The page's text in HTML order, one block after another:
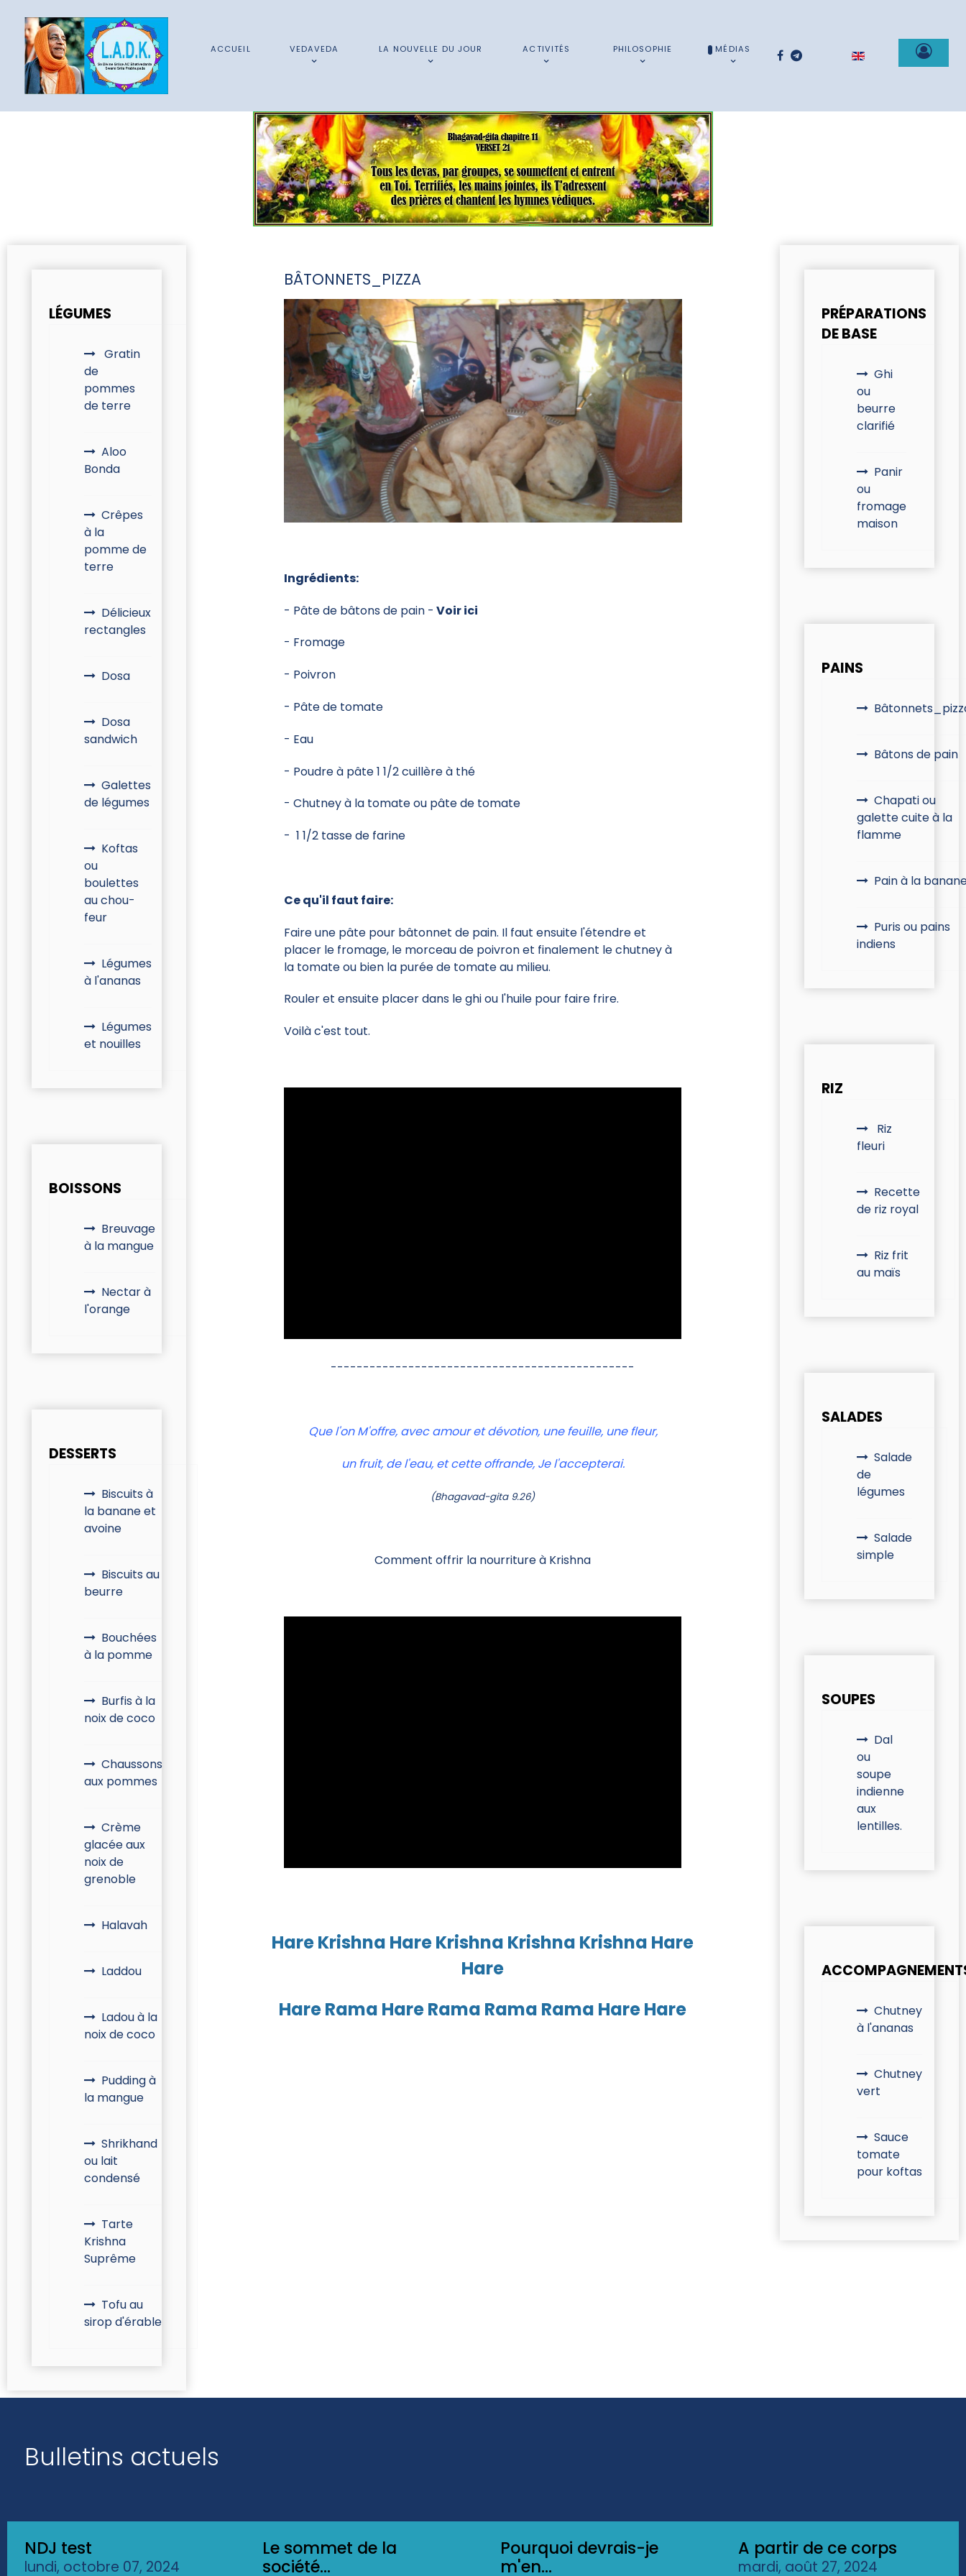
ACCUEIL VEDAVEDA LA NOUVELLE DU JOUR ACTIVITÉS PHILOSOPHIE MÉDIAS Sélectionnez votre
LÉGUMES
Gratin
de
pommes
de terre
Aloo
Bonda
Crêpes
à la
pomme de
terre
Délicieux
rectangles
Dosa
Dosa
sandwich
Galettes
de légumes
Koftas
ou
boulettes
au chou-
feur
Légumes
à l'ananas
Légumes
et nouilles
BOISSONS
Breuvage
à la mangue
Nectar à
l'orange
DESSERTS
Biscuits à
la banane et
avoine
Biscuits au
beurre
Bouchées
à la pomme
Burfis à la
noix de coco
Chaussons
aux pommes
Crème
glacée aux
noix de
grenoble
Halavah
Laddou
Ladou à la
noix de coco
Pudding à
la mangue
Shrikhand
ou lait
condensé
Tarte
Krishna
Suprême
Tofu au
sirop d'érable
BÂTONNETS_PIZZA
Ingrédients:
- Pâte de bâtons de pain - Voir ici
- Fromage
- Poivron
- Pâte de tomate
- Eau
- Poudre à pâte 1 1/2 cuillère à thé
- Chutney à la tomate ou pâte de tomate
- 1 1/2 tasse de farine
Ce qu'il faut faire:
Faire une pâte pour bâtonnet de pain. Il faut ensuite l'étendre et
placer le fromage, le morceau de poivron et finalement le chutney à
la tomate ou bien la purée de tomate au milieu.
Rouler et ensuite placer dans le ghi ou l'huile pour faire frire.
Voilà c'est tout.
-----------------------------------------------
Que l'on M'offre, avec amour et dévotion, une feuille, une fleur,
un fruit, de l'eau, et cette offrande, Je l'accepterai.
(Bhagavad-gita 9.26)
Comment offrir la nourriture à Krishna
Hare Krishna Hare Krishna Krishna Krishna Hare
Hare
Hare Rama Hare Rama Rama Rama Hare Hare
PRÉPARATIONS
DE BASE
Ghi
ou
beurre
clarifié
Panir
ou
fromage
maison
PAINS
Bâtons de pain
Chapati ou
galette cuite à la
flamme
Pain à la
Puris ou pains
indiens
RIZ
Riz
fleuri
Recette
de riz royal
Riz frit
au maïs
SALADES
Salade
de
légumes
Salade
simple
SOUPES
Dal
ou
soupe
indienne
aux
lentilles.
Chutney
à l'ananas
Chutney
vert
Sauce
tomate
pour koftas
Bulletins actuels
NDJ test
lundi, octobre 07, 2024
Le sommet de la
société...
Pourquoi devrais-je
m'en...
A partir de ce corps
mardi, août 27, 2024